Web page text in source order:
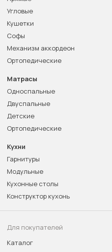
Угловые
Кушетки
Софы
Механизм аккордеон
Ортопедические
Матрасы
Односпальные
Двуспальные
Детские
Ортопедические
Кухни
Гарнитуры
Модульные
Кухонные столы
Конструктор кухонь
Для покупателей
Каталог